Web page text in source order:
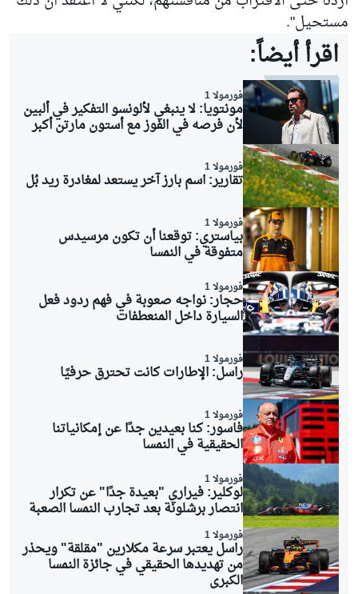
مستحيل".
اقرأ أيضاً:
فورمولا 1
مونتويا: لا ينبغي لألونسو التفكير في ألبين
لأن فرصه في الفوز مع أستون مارتن أكبر
فورمولا 1
تقارير: اسم بارز آخر يستعد لمغادرة ريد بُل
فورمولا 1
بياستري: توقعنا أن تكون مرسيدس
متفوقة في النمسا
فورمولا 1
حجار: نواجه صعوبة في فهم ردود فعل
السيارة داخل المنعطفات
فورمولا 1
راسل: الإطارات كانت تحترق حرفيًا
فورمولا 1
فاسور: كنا بعيدين جدًا عن إمكانياتنا
الحقيقية في النمسا
فورمولا 1
لوكلير: فيراري "بعيدة جدًا" عن تكرار
انتصار برشلونة بعد تجارب النمسا الصعبة
فورمولا 1
راسل يعتبر سرعة مكلارين "مقلقة" ويحذر
من تهديدها الحقيقي في جائزة النمسا
الكبرى